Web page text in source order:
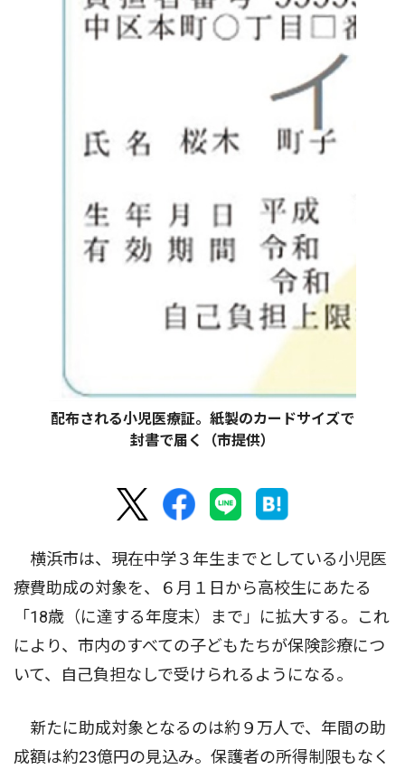
配布される小児医療証。紙製のカードサイズで
封書で届く（市提供）
横浜市は、現在中学３年生までとしている小児医
療費助成の対象を、６月１日から高校生にあたる
「18歳（に達する年度末）まで」に拡大する。これ
により、市内のすべての子どもたちが保険診療につ
いて、自己負担なしで受けられるようになる。
新たに助成対象となるのは約９万人で、年間の助
成額は約23億円の見込み。保護者の所得制限もなく